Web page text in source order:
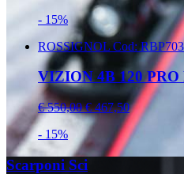
- 15%
ROSSIGNOL Cod:
VIZION 4B 120 PRO
€ 550,00 € 467,50
- 15%
Scarponi Sci